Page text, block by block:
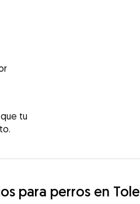
tu
para perros en